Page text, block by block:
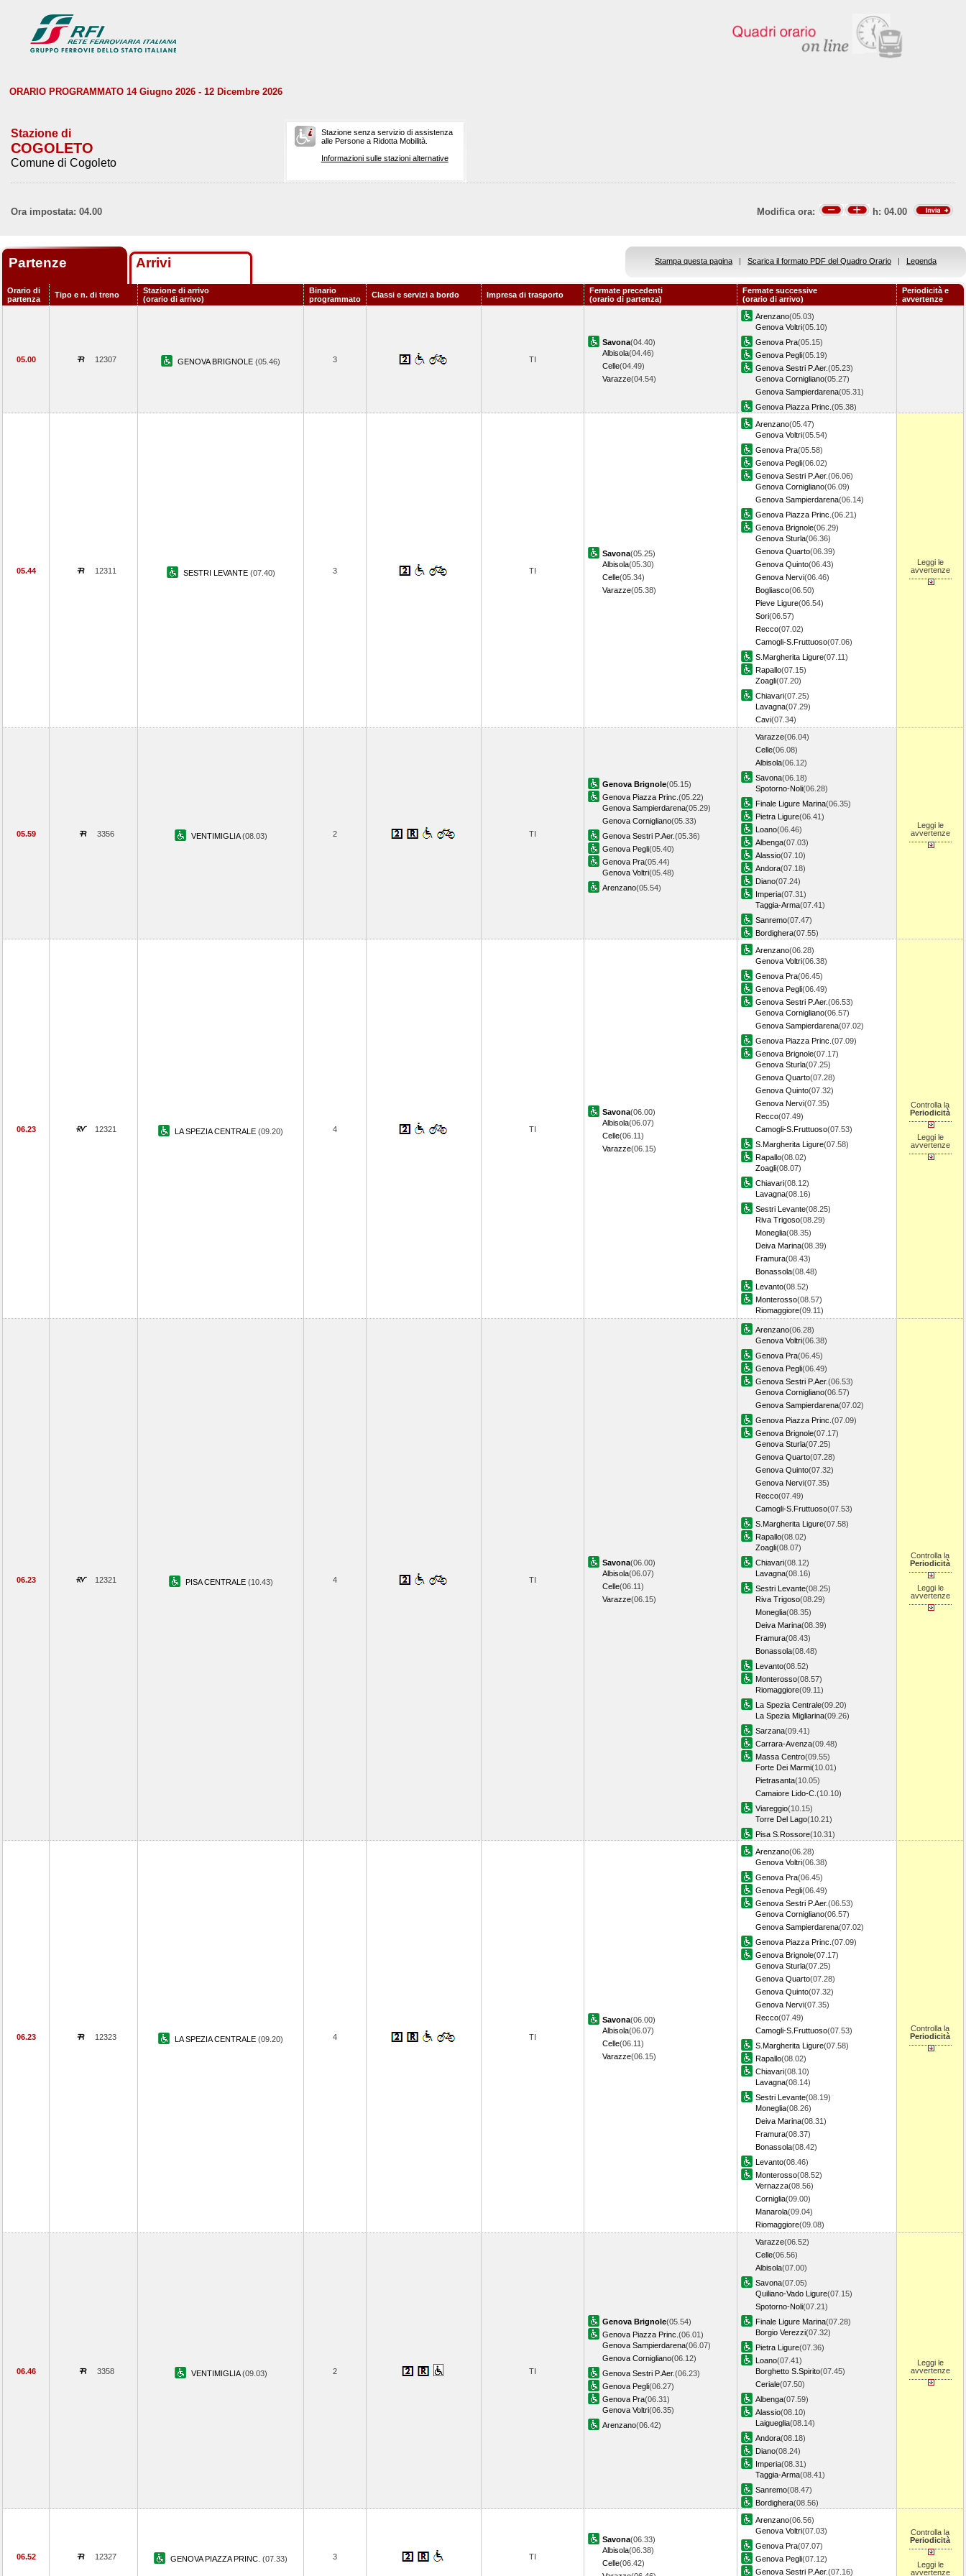
ORARIO PROGRAMMATO 14 Giugno 2026 - 12 Dicembre 2026
Stazione di
COGOLETO
Comune di Cogoleto
Stazione senza servizio di assistenza
alle Persone a Ridotta Mobilità.
Informazioni sulle stazioni alternative
Ora impostata: 04.00 Modifica ora: h: 04.00
Partenze Arrivi Stampa questa pagina | Scarica il formato PDF del Quadro Orario | Legenda
Orario di
partenza
Tipo e n. di treno
Stazione di arrivo
(orario di arrivo)
Binario
programmato
Classi e servizi a bordo Impresa di trasporto
Fermate precedenti
(orario di partenza)
Fermate successive
(orario di arrivo)
Periodicità e
avvertenze
05.00 12307 GENOVA BRIGNOLE (05.46) 3 TI
Savona(04.40)
Albisola(04.46)
Celle(04.49)
Varazze(04.54)
Arenzano(05.03)
Genova Voltri(05.10)
Genova Pra(05.15)
Genova Pegli(05.19)
Genova Sestri P.Aer.(05.23)
Genova Cornigliano(05.27)
Genova Sampierdarena(05.31)
Genova Piazza Princ. (05.38)
05.44 12311 SESTRI LEVANTE (07.40) 3 TI
Savona(05.25)
Albisola(05.30)
Celle(05.34)
Varazze(05.38)
Arenzano(05.47)
Genova Voltri(05.54)
Genova Pra(05.58)
Genova Pegli(06.02)
Genova Sestri P.Aer.(06.06)
Genova Cornigliano(06.09)
Genova Sampierdarena(06.14)
Genova Piazza Princ. (06.21)
Genova Brignole(06.29)
Genova Sturla(06.36)
Genova Quarto(06.39)
Genova Quinto(06.43)
Genova Nervi(06.46)
Bogliasco(06.50)
Pieve Ligure(06.54)
Sori(06.57)
Recco(07.02)
Camogli-S.Fruttuoso(07.06)
S.Margherita Ligure(07.11)
Rapallo(07.15)
Zoagli(07.20)
Chiavari(07.25)
Lavagna(07.29)
Cavi(07.34)
Leggi le
avvertenze
05.59 3356 VENTIMIGLIA(08.03) 2 TI
Genova Brignole(05.15)
Genova Piazza Princ. (05.22)
Genova Sampierdarena(05.29)
Genova Cornigliano(05.33)
Genova Sestri P.Aer.(05.36)
Genova Pegli(05.40)
Genova Pra(05.44)
Genova Voltri(05.48)
Arenzano(05.54)
Varazze(06.04)
Celle(06.08)
Albisola(06.12)
Savona(06.18)
Spotorno-Noli(06.28)
Finale Ligure Marina(06.35)
Pietra Ligure(06.41)
Loano(06.46)
Albenga(07.03)
Alassio(07.10)
Andora(07.18)
Diano(07.24)
Imperia(07.31)
Taggia-Arma(07.41)
Sanremo(07.47)
Bordighera(07.55)
Leggi le
avvertenze
06.23 12321 LA SPEZIA CENTRALE (09.20) 4 TI
Savona(06.00)
Albisola(06.07)
Celle(06.11)
Varazze(06.15)
Arenzano(06.28)
Genova Voltri(06.38)
Genova Pra(06.45)
Genova Pegli(06.49)
Genova Sestri P.Aer.(06.53)
Genova Cornigliano(06.57)
Genova Sampierdarena(07.02)
Genova Piazza Princ. (07.09)
Genova Brignole(07.17)
Genova Sturla(07.25)
Genova Quarto(07.28)
Genova Quinto(07.32)
Genova Nervi(07.35)
Recco(07.49)
Camogli-S.Fruttuoso(07.53)
S.Margherita Ligure(07.58)
Rapallo(08.02)
Zoagli(08.07)
Chiavari(08.12)
Lavagna(08.16)
Sestri Levante(08.25)
Riva Trigoso(08.29)
Moneglia(08.35)
Deiva Marina(08.39)
Framura(08.43)
Bonassola(08.48)
Levanto(08.52)
Monterosso(08.57)
Riomaggiore(09.11)
Controlla la
Periodicità
Leggi le
avvertenze
06.23 12321 PISA CENTRALE (10.43) 4 TI
Savona(06.00)
Albisola(06.07)
Celle(06.11)
Varazze(06.15)
Arenzano(06.28)
Genova Voltri(06.38)
Genova Pra(06.45)
Genova Pegli(06.49)
Genova Sestri P.Aer.(06.53)
Genova Cornigliano(06.57)
Genova Sampierdarena(07.02)
Genova Piazza Princ. (07.09)
Genova Brignole(07.17)
Genova Sturla(07.25)
Genova Quarto(07.28)
Genova Quinto(07.32)
Genova Nervi(07.35)
Recco(07.49)
Camogli-S.Fruttuoso(07.53)
S.Margherita Ligure(07.58)
Rapallo(08.02)
Zoagli(08.07)
Chiavari(08.12)
Lavagna(08.16)
Sestri Levante(08.25)
Riva Trigoso(08.29)
Moneglia(08.35)
Deiva Marina(08.39)
Framura(08.43)
Bonassola(08.48)
Levanto(08.52)
Monterosso(08.57)
Riomaggiore(09.11)
La Spezia Centrale(09.20)
La Spezia Migliarina(09.26)
Sarzana(09.41)
Carrara-Avenza(09.48)
Massa Centro(09.55)
Forte Dei Marmi(10.01)
Pietrasanta(10.05)
Camaiore Lido-C. (10.10)
Viareggio(10.15)
Torre Del Lago(10.21)
Pisa S.Rossore(10.31)
Controlla la
Periodicità
Leggi le
avvertenze
06.23 12323 LA SPEZIA CENTRALE (09.20) 4 TI
Savona(06.00)
Albisola(06.07)
Celle(06.11)
Varazze(06.15)
Arenzano(06.28)
Genova Voltri(06.38)
Genova Pra(06.45)
Genova Pegli(06.49)
Genova Sestri P.Aer.(06.53)
Genova Cornigliano(06.57)
Genova Sampierdarena(07.02)
Genova Piazza Princ. (07.09)
Genova Brignole(07.17)
Genova Sturla(07.25)
Genova Quarto(07.28)
Genova Quinto(07.32)
Genova Nervi(07.35)
Recco(07.49)
Camogli-S.Fruttuoso(07.53)
S.Margherita Ligure(07.58)
Rapallo(08.02)
Chiavari(08.10)
Lavagna(08.14)
Sestri Levante(08.19)
Moneglia(08.26)
Deiva Marina(08.31)
Framura(08.37)
Bonassola(08.42)
Levanto(08.46)
Monterosso(08.52)
Vernazza(08.56)
Corniglia(09.00)
Manarola(09.04)
Riomaggiore(09.08)
Controlla la
Periodicità
06.46 3358 VENTIMIGLIA(09.03) 2 TI
Genova Brignole(05.54)
Genova Piazza Princ. (06.01)
Genova Sampierdarena(06.07)
Genova Cornigliano(06.12)
Genova Sestri P.Aer.(06.23)
Genova Pegli(06.27)
Genova Pra(06.31)
Genova Voltri(06.35)
Arenzano(06.42)
Varazze(06.52)
Celle(06.56)
Albisola(07.00)
Savona(07.05)
Quiliano-Vado Ligure(07.15)
Spotorno-Noli(07.21)
Finale Ligure Marina(07.28)
Borgio Verezzi(07.32)
Pietra Ligure(07.36)
Loano(07.41)
Borghetto S.Spirito(07.45)
Ceriale(07.50)
Albenga(07.59)
Alassio(08.10)
Laigueglia(08.14)
Andora(08.18)
Diano(08.24)
Imperia(08.31)
Taggia-Arma(08.41)
Sanremo(08.47)
Bordighera(08.56)
Leggi le
avvertenze
06.52 12327 GENOVA PIAZZA PRINC. (07.33) 3 TI
Savona(06.33)
Albisola(06.38)
Celle(06.42)
Arenzano(06.56)
Genova Voltri(07.03)
Genova Pra(07.07)
Genova Pegli(07.12)
Genova Sestri P.Aer.(07.16)
Controlla la
Periodicità
Leggi le
avvertenze